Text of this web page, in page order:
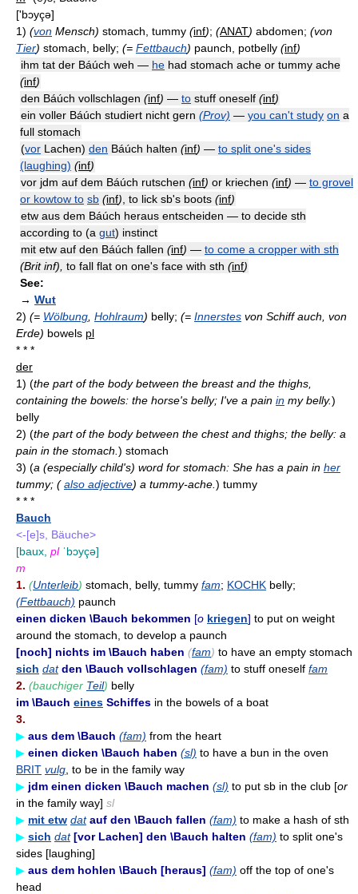
['bɔyçə]
1) (von Mensch) stomach, tummy (inf); (ANAT) abdomen; (von
Tier) stomach, belly; (= Fettbauch) paunch, potbelly (inf)
ihm tat der Báúch weh — he had stomach ache or tummy ache
(inf)
den Báúch vollschlagen (inf) — to stuff oneself (inf)
ein voller Báúch studiert nicht gern (Prov) — you can't study on a
full stomach
(vor Lachen) den Báúch halten (inf) — to split one's sides
(laughing) (inf)
vor jdm auf dem Báúch rutschen (inf) or kriechen (inf) — to grovel
or kowtow to sb (inf) , to lick sb's boots (inf)
etw aus dem Báúch heraus entscheiden — to decide sth
according to (a gut) instinct
mit etw auf den Báúch fallen (inf) — to come a cropper with sth
(Brit inf), to fall flat on one's face with sth (inf)
See:
→ Wut
2) (= Wölbung Hohlraum) belly; (= Innerstes von Schiff auch, von
Erde) bowels pl
* * *
der
1) (the part of the body between the breast and the thighs,
containing the bowels: the horse's belly; I've a pain in my belly.)
belly
2) (the part of the body between the chest and thighs; the belly: a
pain in the stomach. ) stomach
3) (a (especially child's) word for stomach: She has a pain in her
tummy; ( also adjective) a tummy-ache. ) tummy
* * *
Bauch
<-[e]s, Bäuche>
[baux, pl ˈbɔyçə]
m
1. (Unterleib) stomach, belly, tummy fam; KOCHK belly;
(Fettbauch) paunch
einen dicken \Bauch bekommen [o kriegen] to put on weight
around the stomach, to develop a paunch
[noch] nichts im \Bauch haben (fam) to have an empty stomach
sich dat den \Bauch vollschlagen (fam) to stuff oneself fam
2. (bauchiger Teil) belly
im \Bauch eines Schiffes in the bowels of a boat
3.
▶ aus dem \Bauch (fam) from the heart
▶ einen dicken \Bauch haben (sl) to have a bun in the oven
BRIT vulg , to be in the family way
▶ jdm einen dicken \Bauch machen (sl) to put sb in the club [or
in the family way] sl
▶ mit etw dat auf den \Bauch fallen (fam) to make a hash of sth
▶ sich dat [vor Lachen] den \Bauch halten (fam) to split one's
sides [laughing]
▶ aus dem hohlen \Bauch [heraus] (fam) off the top of one's
head